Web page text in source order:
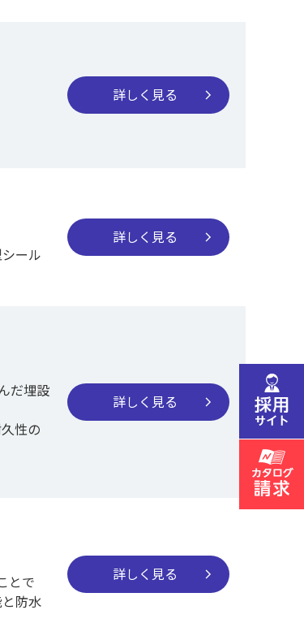
詳しく見る chevron_right
ール
詳しく見る chevron_right
だ埋設
性の
詳しく見る chevron_right
とで
防水
詳しく見る chevron_right